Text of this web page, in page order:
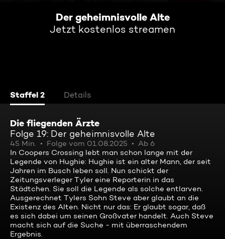
Der geheimnisvolle Alte
Jetzt kostenlos streamen
Staffel 2 Details
Die fliegenden Ärzte
Folge 19: Der geheimnisvolle Alte
45 Min. Folge vom 01.08.2025
Ab 6
In Coopers Crossing lebt man schon lange mit der
Legende von Hughie: Hughie ist ein alter Mann, der seit
Jahren im Busch leben soll. Nun schickt der
Zeitungsverleger Tyler eine Reporterin in das
Städtchen. Sie soll die Legende als solche entlarven.
Ausgerechnet Tylers Sohn Steve aber glaubt an die
Existenz des Alten. Nicht nur das: Er glaubt sogar, daß
es sich dabei um seinen Großvater handelt. Auch Steve
macht sich auf die Suche - mit überraschendem
Ergebnis.